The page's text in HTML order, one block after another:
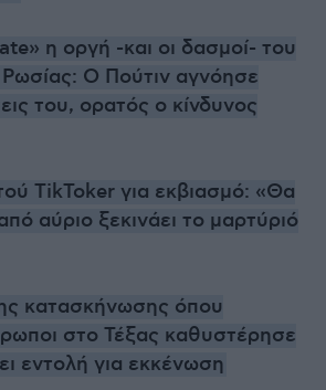
η οργή -και οι δασμοί- του
Ο Πούτιν αγνόησε
του, ορατός ο κίνδυνος
TikToker για εκβιασμό: «Θα
αύριο ξεκινάει το μαρτύριό
κατασκήνωσης όπου
στο Τέξας καθυστέρησε
εντολή για εκκένωση